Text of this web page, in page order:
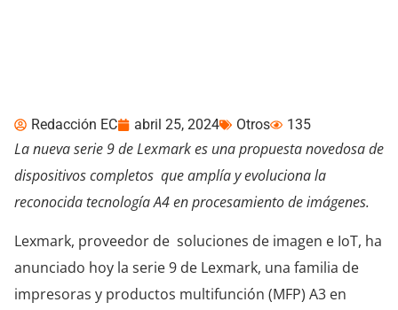
Redacción EC abril 25, 2024 Otros 135
La nueva serie 9 de Lexmark es una propuesta novedosa de
dispositivos completos que amplía y evoluciona la
reconocida tecnología A4 en procesamiento de imágenes.
Lexmark, proveedor de soluciones de imagen e IoT, ha
anunciado hoy la serie 9 de Lexmark, una familia de
impresoras y productos multifunción (MFP) A3 en